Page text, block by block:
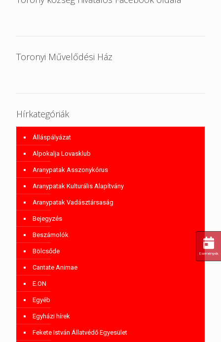
Toronyi Művelődési Ház
Hírkategóriák
Álláspályázat
Alpokalja Lovasklub
Aranypatak Asszonykórus
Aranypatak Kulturális Alapítvány
Aranypatak Vadásztársaság
Bejegyzés
Beszámolók
Bölcsőde
Cantate Animae
E.ON
Egyéb
Egyházi hírek
Fekete István Állatvédő Egyesület
Események